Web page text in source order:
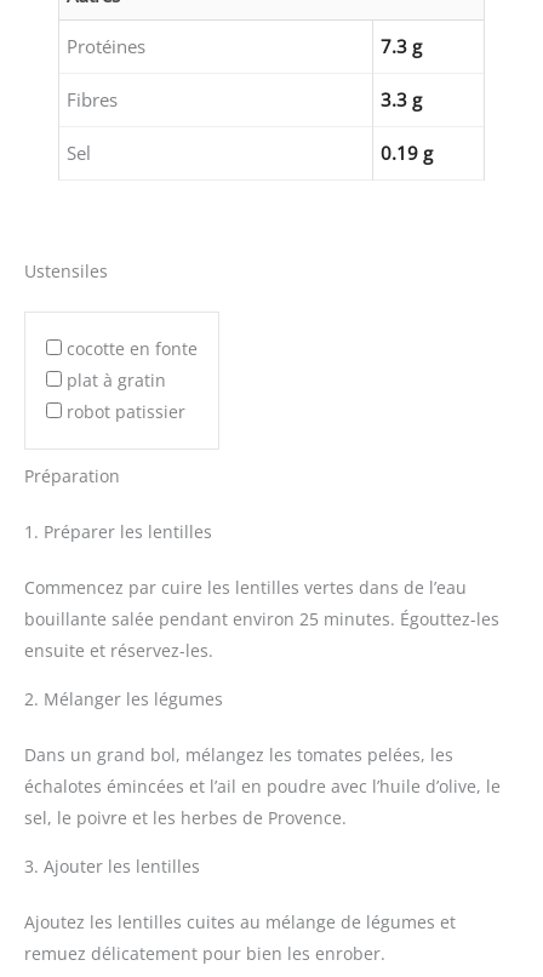
Protéines 7.3 g
Fibres 3.3 g
Sel 0.19 g
Ustensiles
cocotte en fonte
plat à gratin
robot patissier
Préparation
1. Préparer les lentilles
Commencez par cuire les lentilles vertes dans de l’eau
bouillante salée pendant environ 25 minutes. Égouttez-les
ensuite et réservez-les.
2. Mélanger les légumes
Dans un grand bol, mélangez les tomates pelées, les
échalotes émincées et l’ail en poudre avec l’huile d’olive, le
sel, le poivre et les herbes de Provence.
3. Ajouter les lentilles
Ajoutez les lentilles cuites au mélange de légumes et
remuez délicatement pour bien les enrober.